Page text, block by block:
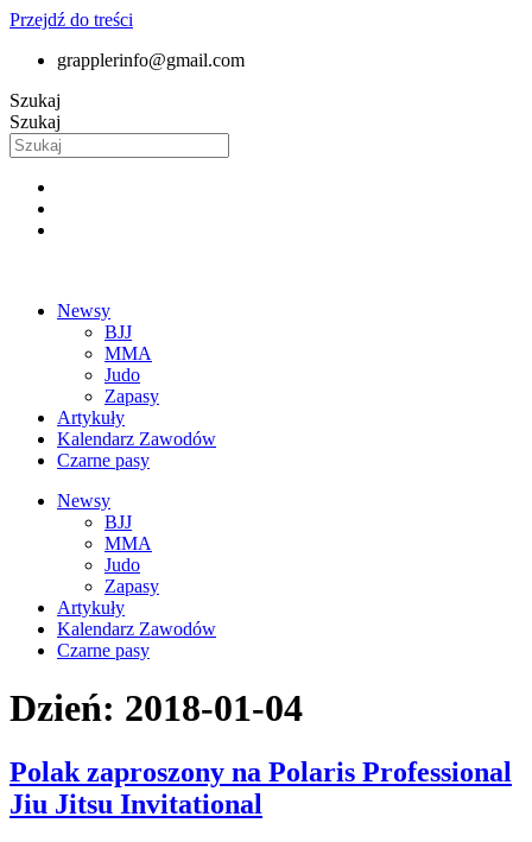
Przejdź do treści
grapplerinfo@gmail.com
Szukaj
Szukaj
Newsy
BJJ
MMA
Judo
Zapasy
Artykuły
Kalendarz Zawodów
Czarne pasy
Newsy
BJJ
MMA
Judo
Zapasy
Artykuły
Kalendarz Zawodów
Czarne pasy
Dzień: 2018-01-04
Polak zaproszony na Polaris Professional
Jiu Jitsu Invitational